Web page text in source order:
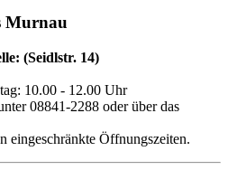
Murnau
(Seidlstr. 14)
10.00 - 12.00 Uhr
08841-2288 oder über das
eingeschränkte Öffnungszeiten.